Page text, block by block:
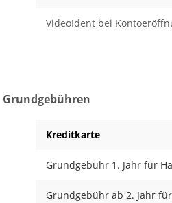
VideoIdent bei
Grundgebühren
Kreditkarte
Grundgebühr 1. Jahr für
Grundgebühr ab 2. Jahr